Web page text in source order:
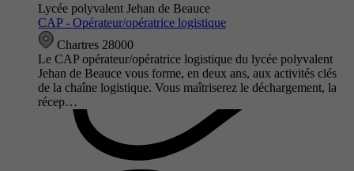
Lycée polyvalent Jehan de Beauce
CAP - Opérateur/opératrice logistique
Chartres 28000
Le CAP opérateur/opératrice logistique du lycée polyvalent
Jehan de Beauce vous forme, en deux ans, aux activités clés
de la chaîne logistique. Vous maîtriserez le déchargement, la
récep…